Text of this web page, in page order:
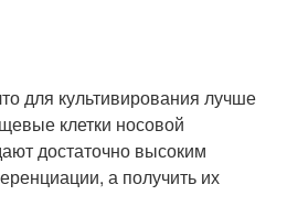
для культивирования лучше
клетки носовой
достаточно высоким
а получить их